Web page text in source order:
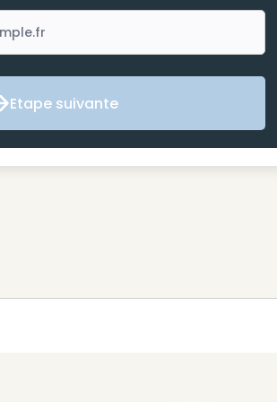
Etape suivante
Etape suivante